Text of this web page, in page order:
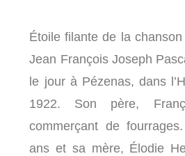
Étoile filante de la
Jean François Joseph
le jour à Pézenas, dans
1922. Son père,
commerçant de
ans et sa mère, Élodie